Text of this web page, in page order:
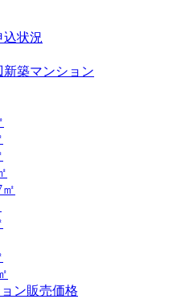
込状況
新築マンション
ン販売価格